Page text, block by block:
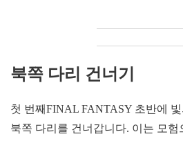
북쪽 다리 건너기
첫 번째FINAL FANTASY 초반에
북쪽 다리를 건너갑니다. 이는 모